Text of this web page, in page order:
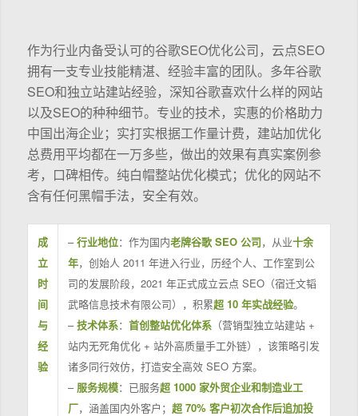
作为行业内备受认可的谷歌SEO优化公司，云点SEO
拥有一支专业技能精湛、经验丰富的团队。多年谷歌
SEO和独立站建站经验，深知谷歌喜欢什么样的网站
以及SEO的种种细节。专业的技术，实惠的价格助力
中国出海企业；实打实根据工作量计费，建站加优化
总费用平均都在一万多些，做出的效果有真实案例参
考，口碑相传。纯白帽整站优化模式；优化的网站不
含有任何黑帽手法，安全有效。
成
立
时
间
与
经
验
–行业地位：作为国内老牌谷歌 SEO 公司，从业十余
年，创始人 2011 年进入行业，历经个人、工作室到公
司的发展阶段，2021 年正式成立云点 SEO（宿迁文韬
武略信息技术有限公司），积累超 10 年实战经验。
–技术体系： 首创整站优化体系（营销型独立站建站 +
站内无死角优化 + 站外高质量手工外链），该策略引发
诸多同行效仿，打造安全高效 SEO 方案。
– 服务规模：已服务超 1000 家外贸企业和制造业工
厂，涵盖国内外客户； 超 70% 客户初次合作后追加投